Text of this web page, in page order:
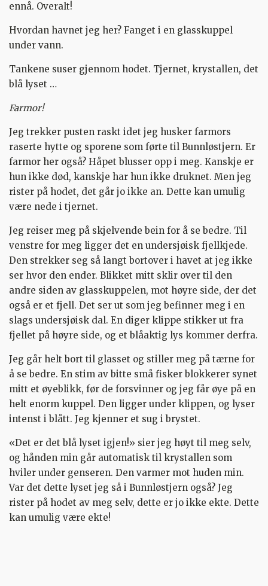
ennå. Overalt!
Hvordan havnet jeg her? Fanget i en glasskuppel
under vann.
Tankene suser gjennom hodet. Tjernet, krystallen, det
blå lyset …
Farmor!
Jeg trekker pusten raskt idet jeg husker farmors
raserte hytte og sporene som førte til Bunnløstjern. Er
farmor her også? Håpet blusser opp i meg. Kanskje er
hun ikke død, kanskje har hun ikke druknet. Men jeg
rister på hodet, det går jo ikke an. Dette kan umulig
være nede i tjernet.
Jeg reiser meg på skjelvende bein for å se bedre. Til
venstre for meg ligger det en undersjøisk fjellkjede.
Den strekker seg så langt bortover i havet at jeg ikke
ser hvor den ender. Blikket mitt sklir over til den
andre siden av glasskuppelen, mot høyre side, der det
også er et fjell. Det ser ut som jeg befinner meg i en
slags undersjøisk dal. En diger klippe stikker ut fra
fjellet på høyre side, og et blåaktig lys kommer derfra.
Jeg går helt bort til glasset og stiller meg på tærne for
å se bedre. En stim av bitte små fisker blokkerer synet
mitt et øyeblikk, før de forsvinner og jeg får øye på en
helt enorm kuppel. Den ligger under klippen, og lyser
intenst i blått. Jeg kjenner et sug i brystet.
«Det er det blå lyset igjen!» sier jeg høyt til meg selv,
og hånden min går automatisk til krystallen som
hviler under genseren. Den varmer mot huden min.
Var det dette lyset jeg så i Bunnløstjern også? Jeg
rister på hodet av meg selv, dette er jo ikke ekte. Dette
kan umulig være ekte!